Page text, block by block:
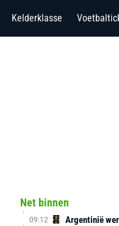
Kelderklasse
Net binnen
09:12
Argentinië